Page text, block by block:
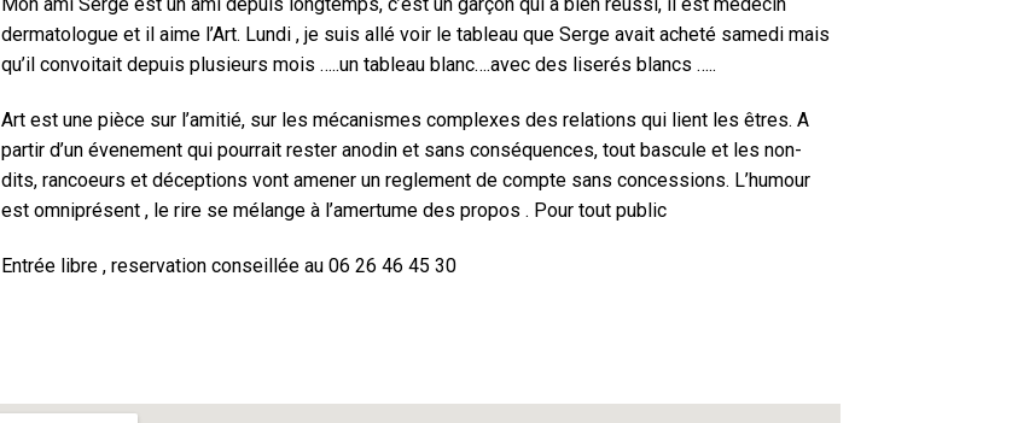
Mon ami Serge est un ami depuis longtemps, c’est un garçon qui a bien réussi, il est medecin
dermatologue et il aime l’Art. Lundi , je suis allé voir le tableau que Serge avait acheté samedi mais
qu’il convoitait depuis plusieurs mois …..un tableau blanc….avec des liserés blancs …..
Art est une pièce sur l’amitié, sur les mécanismes complexes des relations qui lient les êtres. A
partir d’un évenement qui pourrait rester anodin et sans conséquences, tout bascule et les non-
dits, rancoeurs et déceptions vont amener un reglement de compte sans concessions. L’humour
est omniprésent , le rire se mélange à l’amertume des propos . Pour tout public
Entrée libre , reservation conseillée au 06 26 46 45 30